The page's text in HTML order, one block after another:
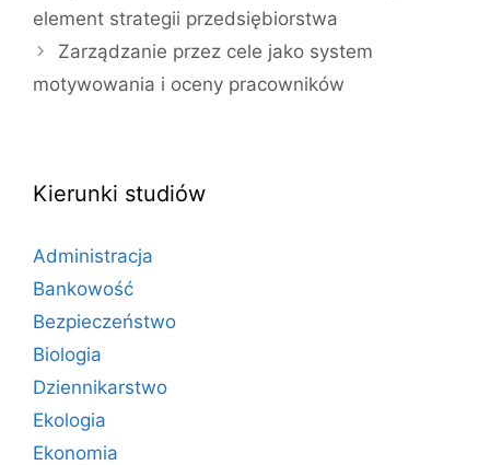
element strategii przedsiębiorstwa
Zarządzanie przez cele jako system
motywowania i oceny pracowników
Kierunki studiów
Administracja
Bankowość
Bezpieczeństwo
Biologia
Dziennikarstwo
Ekologia
Ekonomia